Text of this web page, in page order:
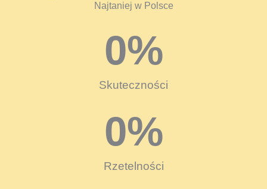
Najtaniej w Polsce
Skuteczności
0%
Rzetelności
0%